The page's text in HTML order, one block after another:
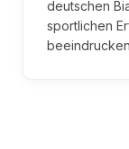
deutschen
sportlichen